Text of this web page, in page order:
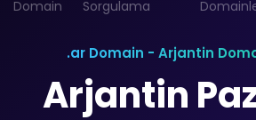
Domain
Sorgulama
.ar Domain - Arjantin
Arjantin